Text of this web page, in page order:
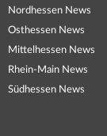
Nordhessen News
Osthessen News
Mittelhessen News
Rhein-Main News
Südhessen News